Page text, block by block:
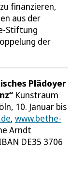
finanzieren,
aus der
Stiftung
der
Plädoyer
Kunstraum
10. Januar bis
, www.bethe-
Arndt
DE35 3706